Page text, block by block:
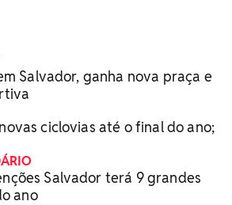
Salvador, ganha nova praça e
ciclovias até o final do ano;
Salvador terá 9 grandes
ano